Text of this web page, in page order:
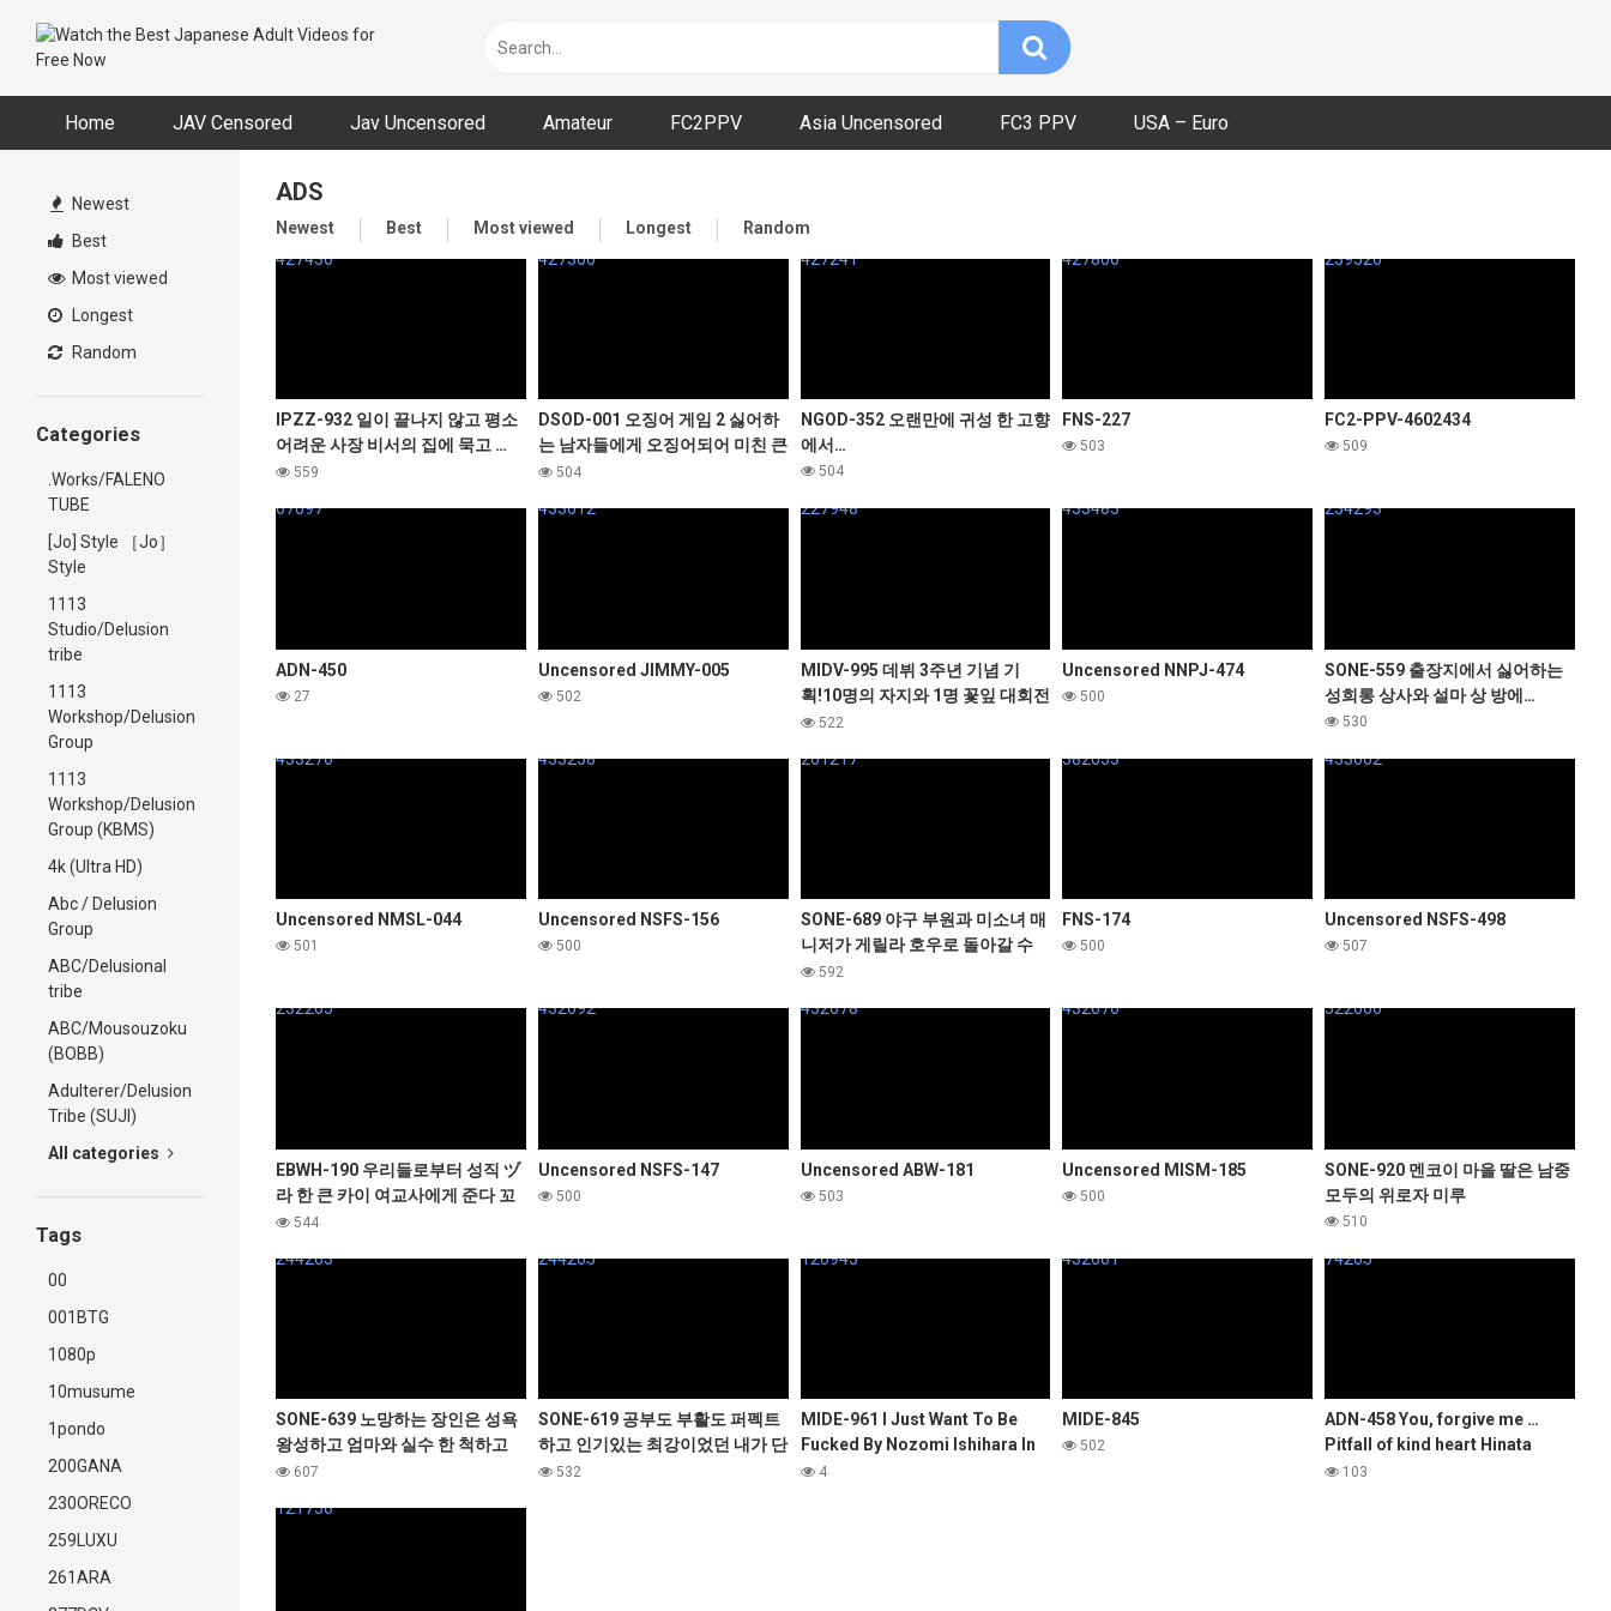
content
Home JAV Censored​ Jav Uncensored Amateur FC2PPV Asia Uncensored FC3 PPV USA – Euro
Newest
Best
Most viewed
Longest
Random
Categories
.Works/FALENO
TUBE
[Jo] Style ［Jo］
Style
1113
Studio/Delusion
tribe
1113
Workshop/Delusion
Group
1113
Workshop/Delusion
Group (KBMS)
4k (Ultra HD)
Abc / Delusion
Group
ABC/Delusional
tribe
ABC/Mousouzoku
(BOBB)
Adulterer/Delusion
Tribe (SUJI)
All categories
Tags
00
001BTG
1080p
10musume
1pondo
200GANA
230ORECO
259LUXU
261ARA
ADS
Newest Best Most viewed Longest
Random
427436
IPZZ-932 일이 끝나지 않고 평소
어려운 사장 비서의 집에 묵고 …
술의 기세로 덮쳐 버리면 나의 지
너무 귀여워 다음날도 아침 발목
559
427300
DSOD-001 오징어 게임 2 싫어하
는 남자들에게 오징어되어 미친 큰
가슴 그녀. 미조노 와카 유라카나
히라기 모미지
504
427241
NGOD-352 오랜만에 귀성 한 고향
에서…
504
427806
FNS-227
503
239526
FC2-PPV-4602434
509
67097
ADN-450
27
433612
Uncensored JIMMY-005
502
227948
MIDV-995 데뷔 3주년 기념 기
획!10명의 자지와 1명 꽃잎 대회전
논스톱 연속 SEX 이시카와 미오
522
433483
Uncensored NNPJ-474
500
234293
SONE-559 출장지에서 싫어하는
성희롱 상사와 설마 상 방에…
530
433276
Uncensored NMSL-044
501
433258
Uncensored NSFS-156
500
261217
SONE-689 야구 부원과 미소녀 매
니저가 게릴라 호우로 돌아갈 수
없고 부실에서 둘만…
592
382053
FNS-174
500
433002
Uncensored NSFS-498
507
232265
EBWH-190 우리들로부터 성직 ヅ
라 한 큰 카이 여교사에게 준다 꼬
치 윤간 · 12 발 부카케의 감사의
544
432692
Uncensored NSFS-147
500
432678
Uncensored ABW-181
503
432676
Uncensored MISM-185
500
322006
SONE-920 멘코이 마을 딸은 남중
모두의 위로자 미루
510
244263
SONE-639 노망하는 장인은 성욕
왕성하고 엄마와 실수 한 척하고
훌륭한 데카틴을 보여주고 … 카에
607
244265
SONE-619 공부도 부활도 퍼펙트
하고 인기있는 최강이었던 내가 단
한번의 누설로 클래스의 고기 변기
532
120945
MIDE-961 I Just Want To Be
Fucked By Nozomi Ishihara In
Our Private Home Until The
4
432601
MIDE-845
502
74265
ADN-458 You, forgive me …
Pitfall of kind heart Hinata
Kimizuka
103
121756